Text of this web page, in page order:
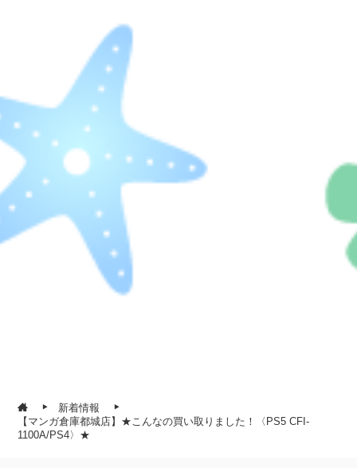
新着情報
【マンガ倉庫都城店】★こんなの買い取りました！〈PS5 CFI-
1100A/PS4〉★